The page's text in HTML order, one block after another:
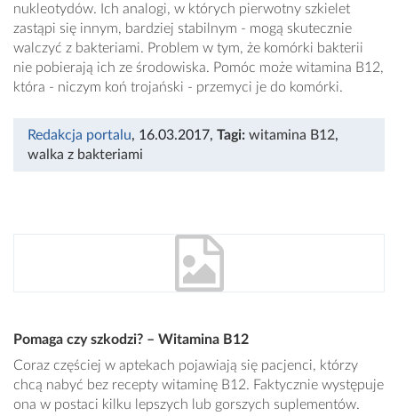
nukleotydów. Ich analogi, w których pierwotny szkielet
zastąpi się innym, bardziej stabilnym - mogą skutecznie
walczyć z bakteriami. Problem w tym, że komórki bakterii
nie pobierają ich ze środowiska. Pomóc może witamina B12,
która - niczym koń trojański - przemyci je do komórki.
Redakcja portalu, 16.03.2017, Tagi: witamina B12,
walka z bakteriami
Pomaga czy szkodzi? – Witamina B12
Coraz częściej w aptekach pojawiają się pacjenci, którzy
chcą nabyć bez recepty witaminę B12. Faktycznie występuje
ona w postaci kilku lepszych lub gorszych suplementów.